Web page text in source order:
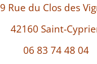
9 Rue du Clos des
42160 Saint-
06 83 74 48 04